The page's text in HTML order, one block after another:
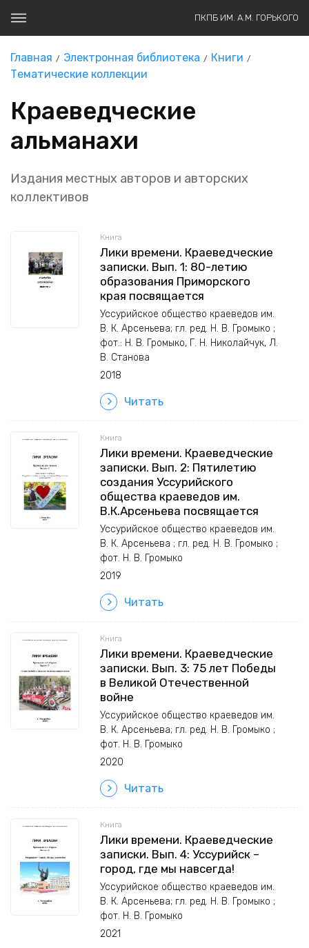
ПКПБ ИМ. А.М. ГОРЬКОГО
Главная Электронная библиотека
Книги
Тематические коллекции
Краеведческие
альманахи
Издания местных авторов и авторских
коллективов
Книга
Лики времени. Краеведческие
записки. Вып. 1: 80-летию
образования Приморского
края посвящается
Уссурийское общество краеведов им.
В. К. Арсеньева; гл. ред. Н. В. Громыко ;
фот.: Н. В. Громыко, Г. Н. Николайчук, Л.
В. Станова
2018
Читать
Книга
Лики времени. Краеведческие
записки. Вып. 2: Пятилетию
создания Уссурийского
общества краеведов им.
В.К.Арсеньева посвящается
Уссурийское общество краеведов им.
В. К. Арсеньева ; гл. ред. Н. В. Громыко ;
фот. Н. В. Громыко
2019
Читать
Книга
Лики времени. Краеведческие
записки. Вып. 3: 75 лет Победы
в Великой Отечественной
войне
Уссурийское общество краеведов им.
В. К. Арсеньева; гл. ред. Н. В. Громыко ;
фот. Н. В. Громыко
2020
Читать
Книга
Лики времени. Краеведческие
записки. Вып. 4: Уссурийск –
город, где мы навсегда!
Уссурийское общество краеведов им.
В. К. Арсеньева; гл. ред. Н. В. Громыко ;
фот. Н. В. Громыко
2021